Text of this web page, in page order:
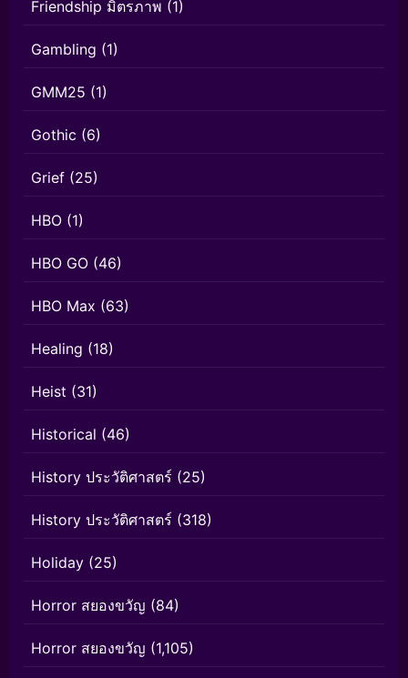
Friendship มิตรภาพ (1)
Gambling (1)
GMM25 (1)
Gothic (6)
Grief (25)
HBO (1)
HBO GO (46)
HBO Max (63)
Healing (18)
Heist (31)
Historical (46)
History ประวัติศาสตร์ (25)
History ประวัติศาสตร์ (318)
Holiday (25)
Horror สยองขวัญ (84)
Horror สยองขวัญ (1,105)